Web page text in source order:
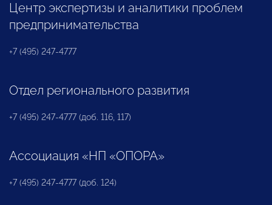
Центр экспертизы и аналитики проблем
предпринимательства
+7 (495) 247-4777
Отдел регионального развития
+7 (495) 247-4777 (доб. 116, 117)
Ассоциация «НП «ОПОРА»
+7 (495) 247-4777 (доб. 124)